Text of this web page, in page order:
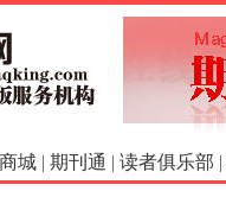
城| 期刊通 | 读者俱乐部 |